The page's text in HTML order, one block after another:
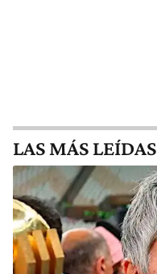
LAS MÁS LEÍDAS